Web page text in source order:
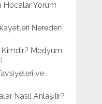
Hocalar Yorum
Nereden
Medyum
ve
Nasıl Anlaşılır?